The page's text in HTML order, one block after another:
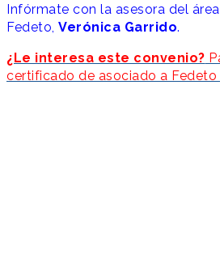
Infórmate con la asesora del
Fedeto, Verónica Garrido.
¿Le interesa este convenio?
certificado de asociado a Fedeto